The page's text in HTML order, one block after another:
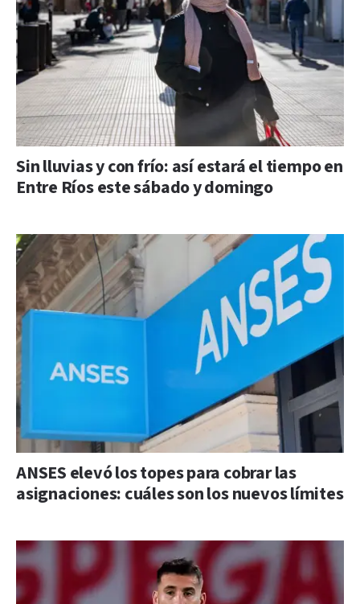
Sin lluvias y con frío: así estará el tiempo en
Entre Ríos este sábado y domingo
ANSES elevó los topes para cobrar las
asignaciones: cuáles son los nuevos límites